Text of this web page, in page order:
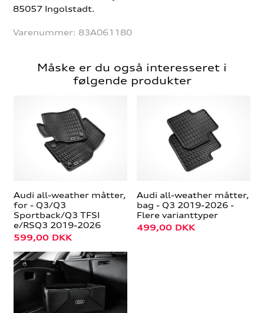
85057 Ingolstadt.
Varenummer: 83A061180
Måske er du også interesseret i
følgende produkter
Audi all-weather måtter,
for - Q3/Q3
Sportback/Q3 TFSI
e/RSQ3 2019-2026
599,00 DKK
Audi all-weather måtter,
bag - Q3 2019-2026 -
Flere varianttyper
499,00 DKK